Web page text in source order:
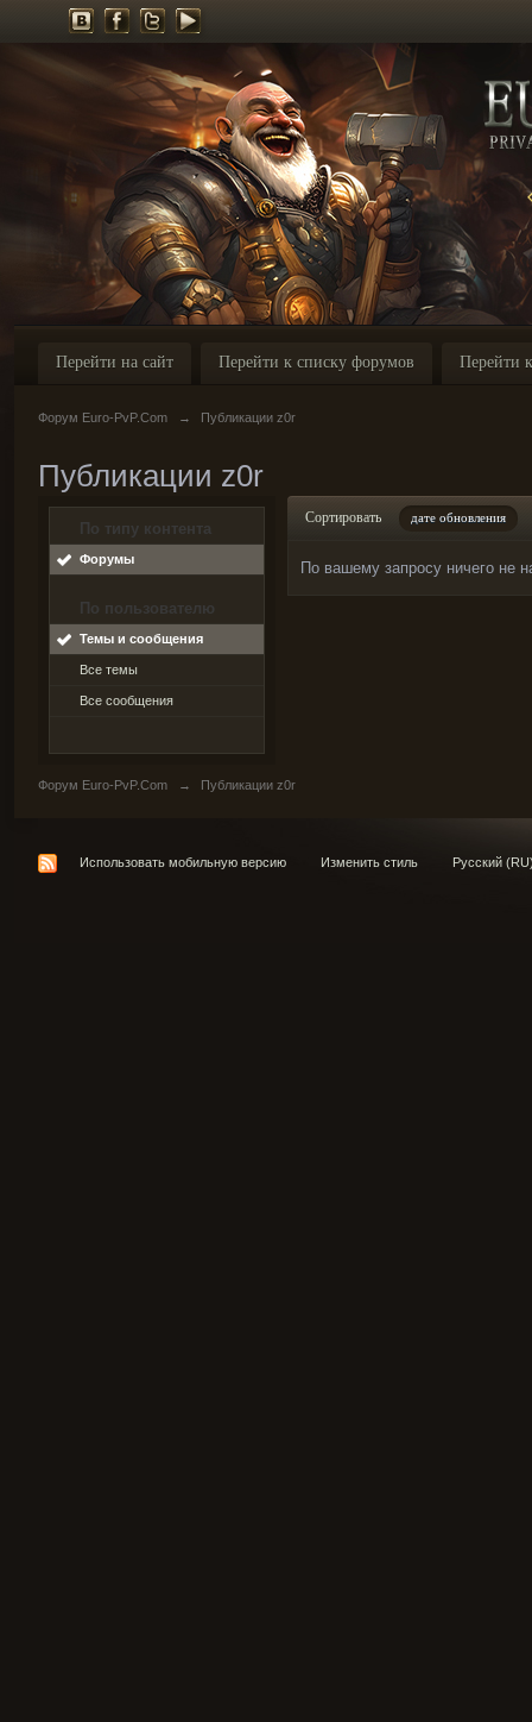
Перейти на сайт Перейти к списку форумов Перейти
Форум Euro-PvP.Com → Публикации z0r
Публикации z0r
По типу контента
Форумы
По пользователю
Темы и сообщения
Все темы
Все сообщения
Сортировать дате обновления
По вашему запросу ничего не
Форум Euro-PvP.Com → Публикации z0r
Использовать мобильную версию Изменить стиль Русский